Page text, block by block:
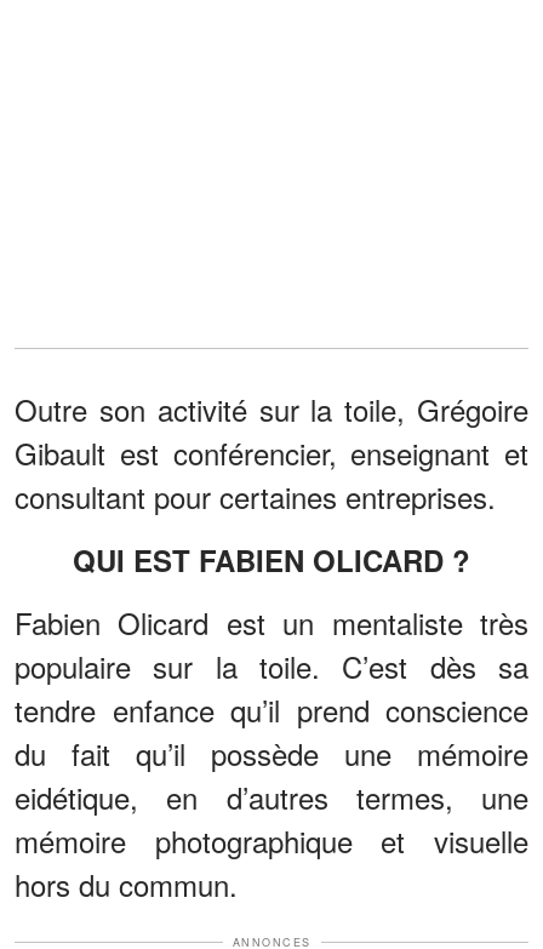
Outre son activité sur la toile, Grégoire
Gibault est conférencier, enseignant et
consultant pour certaines entreprises.
QUI EST FABIEN OLICARD ?
Fabien Olicard est un mentaliste très
populaire sur la toile. C’est dès sa
tendre enfance qu’il prend conscience
du fait qu’il possède une mémoire
eidétique, en d’autres termes, une
mémoire photographique et visuelle
hors du commun.
ANNONCES